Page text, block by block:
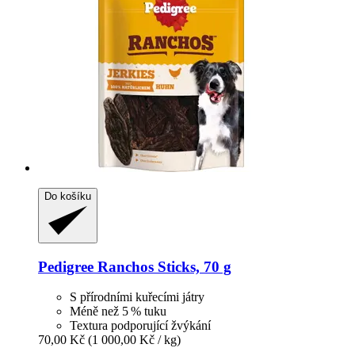
Do košíku
Pedigree Ranchos Sticks, 70 g
S přírodními kuřecími játry
Méně než 5 % tuku
Textura podporující žvýkání
70,00 Kč (1 000,00 Kč / kg)